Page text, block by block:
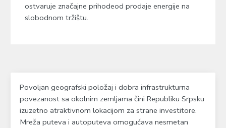
ostvaruje značajne prihodeod prodaje energije na
slobodnom tržištu.
Povoljan geografski položaj i dobra infrastrukturna
povezanost sa okolnim zemljama čini Republiku Srpsku
izuzetno atraktivnom lokacijom za strane investitore.
Mreža puteva i autoputeva omogućava nesmetan